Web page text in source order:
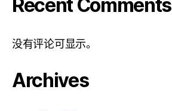
Recent Comments
没有评论可显示。
Archives